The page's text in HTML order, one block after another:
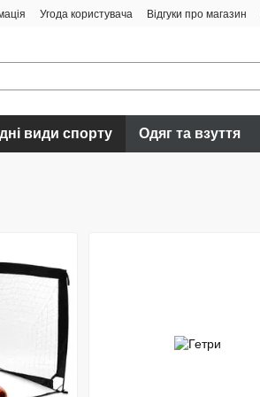
Угода користувача Відгуки про магазин
види спорту Одяг та взуття